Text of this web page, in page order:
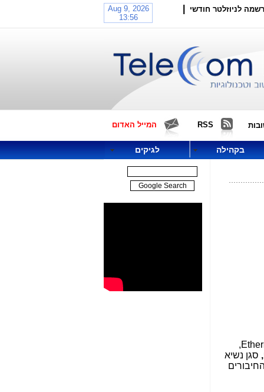
לניוזלטר חודשי
RSS המייל האדום
בקהילה לגיקים
,
סגן נשיא